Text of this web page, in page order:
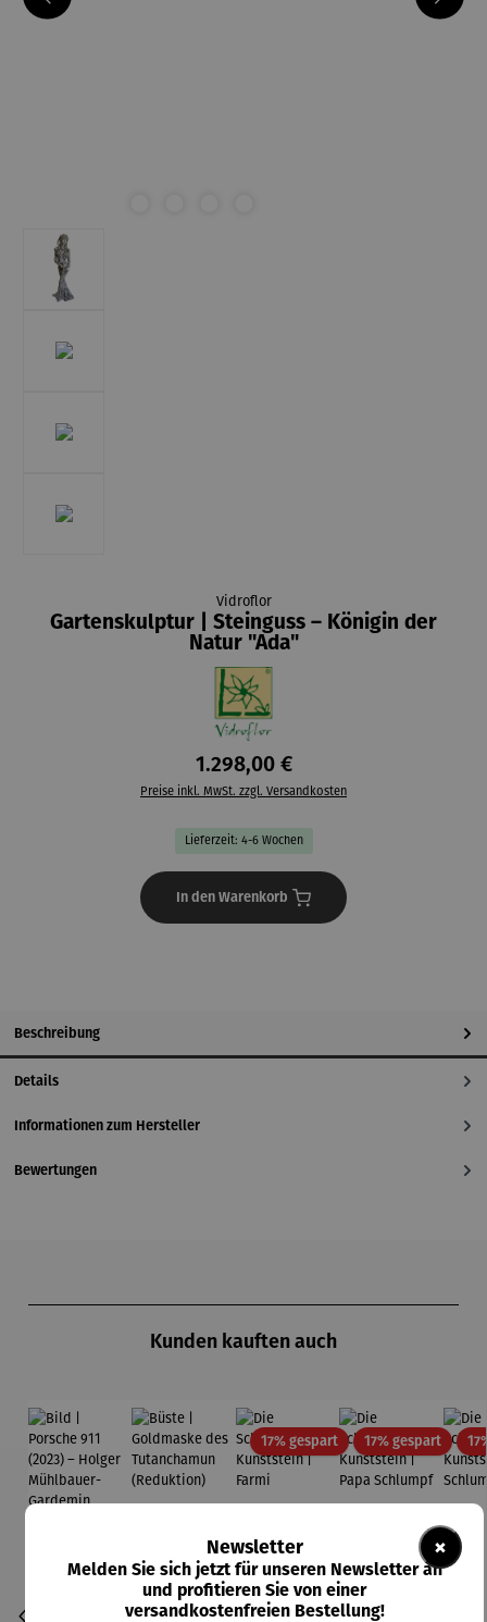
Vidroflor
Gartenskulptur | Steinguss – Königin der
Natur "Ada"
1.298,00 €
Preise inkl. MwSt. zzgl. Versandkosten
Lieferzeit: 4-6 Wochen
In den Warenkorb
Beschreibung
Details
Informationen zum Hersteller
Bewertungen
Kunden kauften auch
17% gespartRabatt17% gespartRabatt
×
Newsletter
Melden Sie sich jetzt für unseren Newsletter an
und profitieren Sie von einer
versandkostenfreien Bestellung!